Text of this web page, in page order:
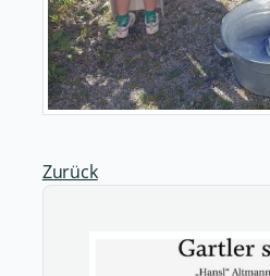
Zurück